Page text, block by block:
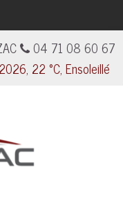
04 71 08 60 67
22 °C, Ensoleillé